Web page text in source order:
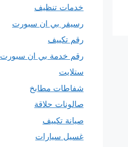
خدمات تنظيف
رسيفر بي ان سبورت
رقم تكييف
رقم خدمة بي ان سبورت
ستلايت
شفاطات مطابخ
صالونات حلاقة
صيانة تكييف
غسيل سيارات